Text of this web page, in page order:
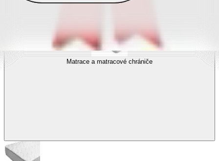
Matrace a matracové chrániče